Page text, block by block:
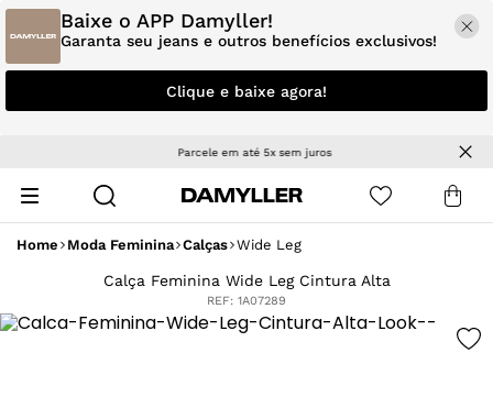
Baixe o APP Damyller!
Garanta seu jeans e outros benefícios exclusivos!
Clique e baixe agora!
Parcele em até 5x sem juros
Home Moda Feminina Calças Wide Leg
Calça Feminina Wide Leg Cintura Alta
REF: 1A07289